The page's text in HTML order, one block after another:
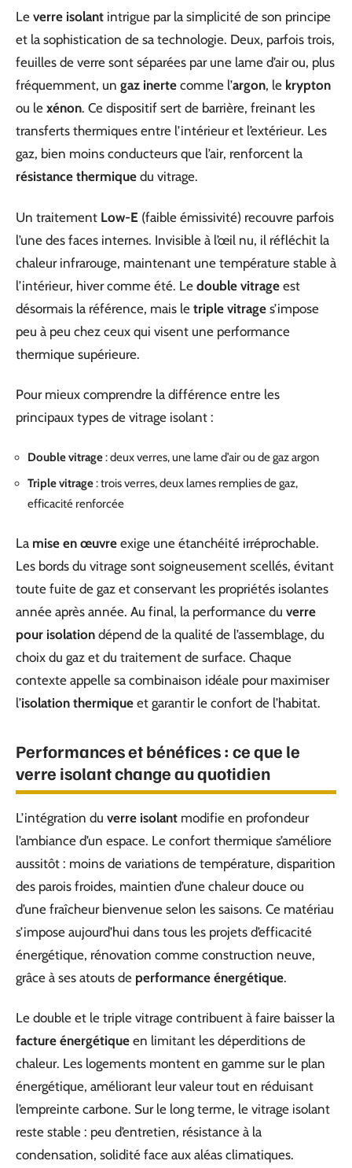
Le verre isolant intrigue par la simplicité de son principe
et la sophistication de sa technologie. Deux, parfois trois,
feuilles de verre sont séparées par une lame d’air ou, plus
fréquemment, un gaz inerte comme l’argon, le krypton
ou le xénon. Ce dispositif sert de barrière, freinant les
transferts thermiques entre l’intérieur et l’extérieur. Les
gaz, bien moins conducteurs que l’air, renforcent la
résistance thermique du vitrage.
Un traitement Low-E (faible émissivité) recouvre parfois
l’une des faces internes. Invisible à l’œil nu, il réfléchit la
chaleur infrarouge, maintenant une température stable à
l’intérieur, hiver comme été. Le double vitrage est
désormais la référence, mais le triple vitrage s’impose
peu à peu chez ceux qui visent une performance
thermique supérieure.
Pour mieux comprendre la différence entre les
principaux types de vitrage isolant :
Double vitrage: deux verres, une lame d’air ou de gaz argon
Triple vitrage: trois verres, deux lames remplies de gaz,
efficacité renforcée
La mise en œuvre exige une étanchéité irréprochable.
Les bords du vitrage sont soigneusement scellés, évitant
toute fuite de gaz et conservant les propriétés isolantes
année après année. Au final, la performance du verre
pour isolation dépend de la qualité de l’assemblage, du
choix du gaz et du traitement de surface. Chaque
contexte appelle sa combinaison idéale pour maximiser
l’isolation thermique et garantir le confort de l’habitat.
Performances et bénéfices : ce que le
verre isolant change au quotidien
L’intégration du verre isolant modifie en profondeur
l’ambiance d’un espace. Le confort thermique s’améliore
aussitôt : moins de variations de température, disparition
des parois froides, maintien d’une chaleur douce ou
d’une fraîcheur bienvenue selon les saisons. Ce matériau
s’impose aujourd’hui dans tous les projets d’efficacité
énergétique, rénovation comme construction neuve,
grâce à ses atouts de performance énergétique.
Le double et le triple vitrage contribuent à faire baisser la
facture énergétique en limitant les déperditions de
chaleur. Les logements montent en gamme sur le plan
énergétique, améliorant leur valeur tout en réduisant
l’empreinte carbone. Sur le long terme, le vitrage isolant
reste stable : peu d’entretien, résistance à la
condensation, solidité face aux aléas climatiques.